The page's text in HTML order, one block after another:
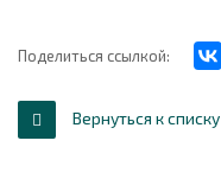
Поделиться ссылкой:
Вернуться к списку